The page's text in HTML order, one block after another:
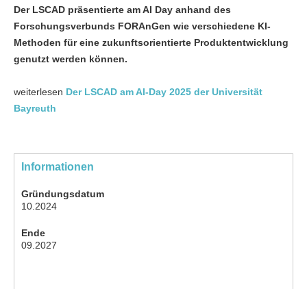
Der LSCAD präsentierte am AI Day anhand des
Forschungsverbunds FORAnGen wie verschiedene KI-
Methoden für eine zukunftsorientierte Produktentwicklung
genutzt werden können.
weiterlesen Der LSCAD am AI-Day 2025 der Universität
Bayreuth
Informationen
Gründungsdatum
10.2024
Ende
09.2027